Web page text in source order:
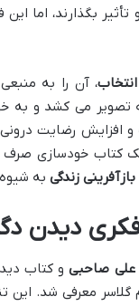
تأثیر بگذارند،
، آن را به
تصویر می کشد و به
افزایش رضایت
خودسازی صرف
بازآفرینی زندگی به
دیدن
علی صاحبیو کتاب
معرفی شد. این